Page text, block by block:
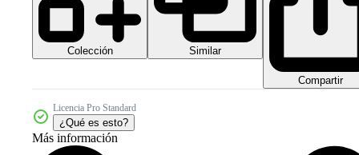
Colección Similar
Compartir
Licencia Pro Standard
¿Qué es esto?
Más información